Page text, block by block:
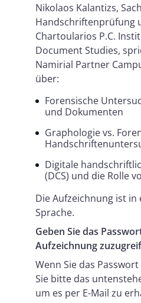
Nikolaos Kalantizs,
Handschriftenprüfung
Chartoularios P.C.
Document Studies,
Namirial Partner
über:
Forensische
und Dokumenten
Graphologie vs.
Digitale
(DCS) und die Rolle
Die Aufzeichnung ist in
Sprache.
Geben Sie das
Aufzeichnung
Wenn Sie das
Sie bitte das
um es per E-Mail zu